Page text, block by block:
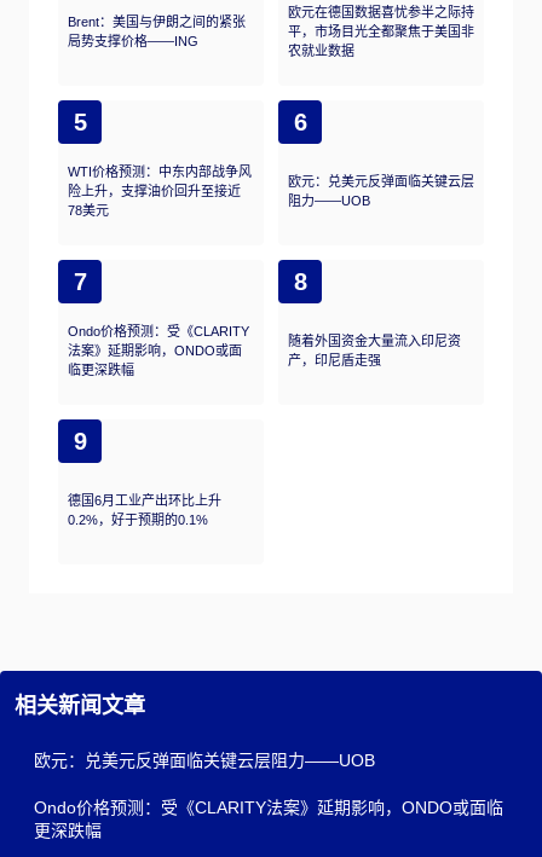
Brent：美国与伊朗之间的紧张
局势支撑价格——ING
欧元在德国数据喜忧参半之际持
平，市场目光全都聚焦于美国非
农就业数据
5
WTI价格预测：中东内部战争风
险上升，支撑油价回升至接近
78美元
6
欧元：兑美元反弹面临关键云层
阻力——UOB
7
Ondo价格预测：受《CLARITY
法案》延期影响，ONDO或面
临更深跌幅
8
随着外国资金大量流入印尼资
产，印尼盾走强
9
德国6月工业产出环比上升
0.2%，好于预期的0.1%
相关新闻文章
欧元：兑美元反弹面临关键云层阻力——UOB
Ondo价格预测：受《CLARITY法案》延期影响，ONDO或面临
更深跌幅